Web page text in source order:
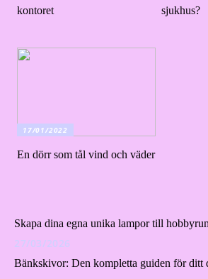
kontoret
sjukhus?
17/01/2022
En dörr som tål vind och väder
Skapa dina egna unika lampor till
27/03/2026
Bänkskivor: Den kompletta guiden för ditt